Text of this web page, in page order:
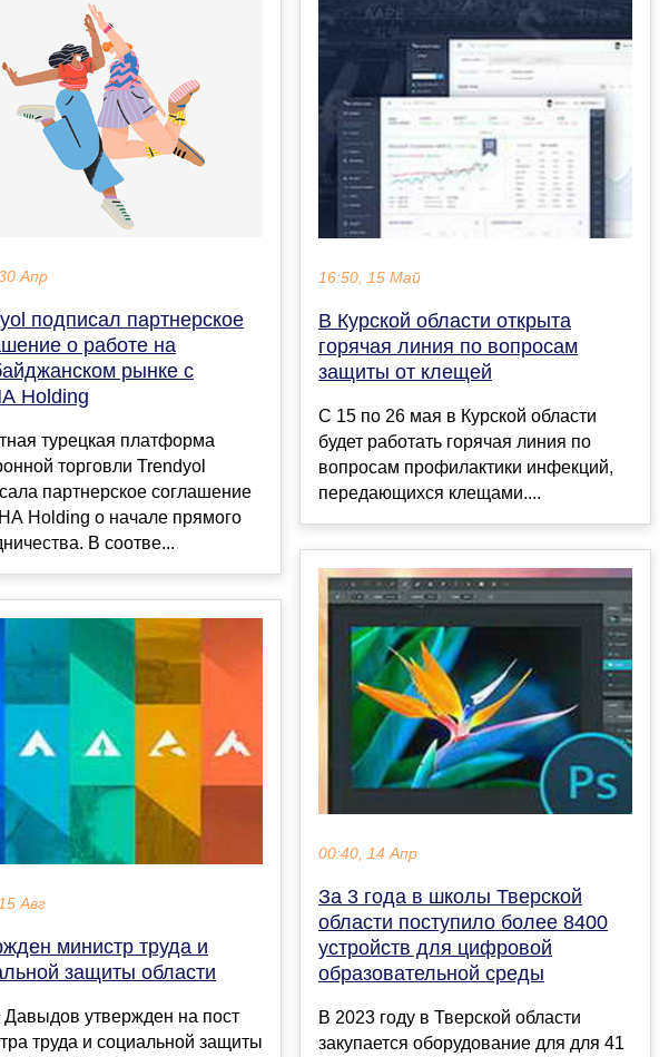
Апр
подписал партнерское
о работе на
рынке с
Holding
турецкая платформа
торговли Trendyol
партнерское соглашение
Holding о начале прямого
В соотве...
Авг
министр труда и
защиты области
утвержден на пост
труда и социальной защиты
16:50, 15 Май
В Курской области открыта
горячая линия по вопросам
защиты от клещей
C 15 по 26 мая в Курской области
будет работать горячая линия по
вопросам профилактики инфекций,
передающихся клещами....
00:40, 14 Апр
За 3 года в школы Тверской
области поступило более 8400
устройств для цифровой
образовательной среды
В 2023 году в Тверской области
закупается оборудование для для 41